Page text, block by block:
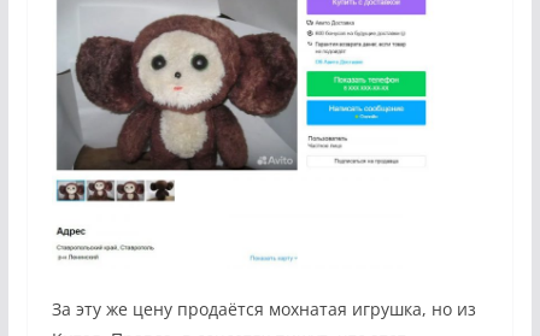
За эту же цену продаётся мохнатая игрушка, но из